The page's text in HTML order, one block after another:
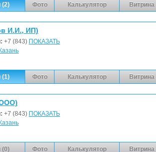
(2) Фото Калькулятор Витрина
И.И., ИП)
+7 (843) ПОКАЗАТЬ
(1) Фото Калькулятор Витрина
+7 (843) ПОКАЗАТЬ
(0) Фото Калькулятор Витрина